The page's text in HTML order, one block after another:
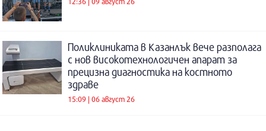
Поликлиниката в Казанлък вече разполага
с нов високотехнологичен апарат за
прецизна диагностика на костното
здраве
15:09 | 06 август 26